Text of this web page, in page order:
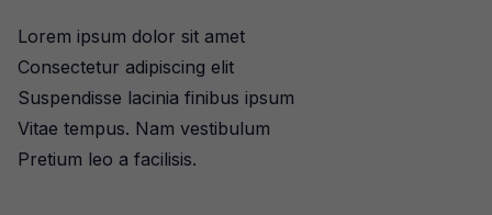
Lorem ipsum dolor sit amet
Consectetur adipiscing elit
Suspendisse lacinia finibus ipsum
Vitae tempus. Nam vestibulum
Pretium leo a facilisis.